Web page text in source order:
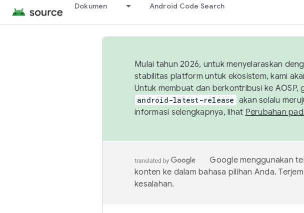
Dokumen Android Code Search
Mulai tahun 2026, untuk menyelaraskan
stabilitas platform untuk ekosistem, kami
Untuk membuat dan berkontribusi ke AOSP,
android-latest-release akan selalu
informasi selengkapnya, lihat Perubahan
Google menggunakan
konten ke dalam bahasa pilihan Anda.
kesalahan.